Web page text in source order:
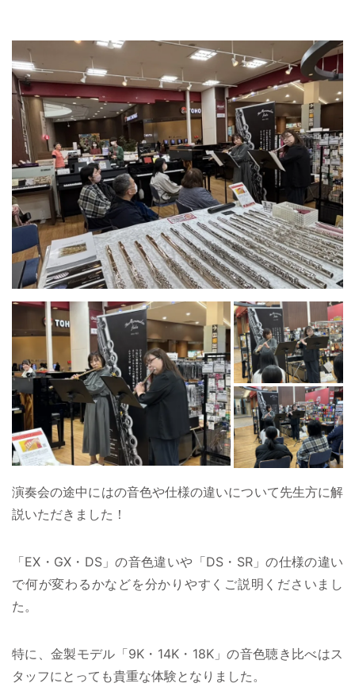
演奏会の途中にはの音色や仕様の違いについて先生方に解
説いただきました！
「EX・GX・DS」の音色違いや「DS・SR」の仕様の違い
で何が変わるかなどを分かりやすくご説明くださいまし
た。
特に、金製モデル「9K・14K・18K」の音色聴き比べはス
タッフにとっても貴重な体験となりました。